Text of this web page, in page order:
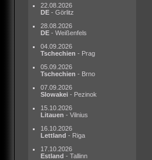
22.08.2026
DE - Görlitz
28.08.2026
DE - Weißenfels
04.09.2026
Tschechien - Prag
05.09.2026
Tschechien - Brno
07.09.2026
Slowakei - Pezinok
15.10.2026
Litauen - Vilnius
16.10.2026
Lettland - Riga
17.10.2026
Estland - Tallinn